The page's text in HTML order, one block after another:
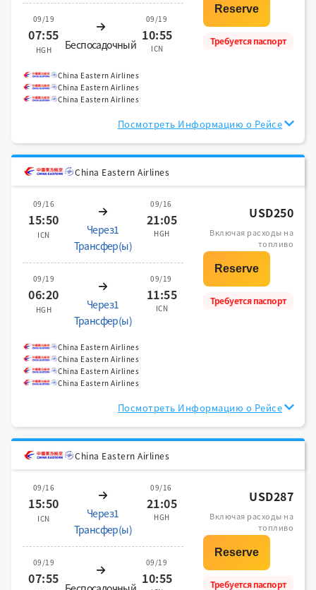
09/19
07:55
HGH Беспосадочный
09/19
10:55
ICN
Требуется паспорт
China Eastern Airlines
China Eastern Airlines
China Eastern Airlines
Посмотреть Информацию о Рейсе
China Eastern Airlines
09/16
15:50
ICN
Через1
Трансфер(ы)
09/16
21:05
HGH
09/19
06:20
HGH
Через1
Трансфер(ы)
09/19
11:55
ICN
USD250
Включая расходы на
топливо
Требуется паспорт
China Eastern Airlines
China Eastern Airlines
China Eastern Airlines
China Eastern Airlines
Посмотреть Информацию о Рейсе
China Eastern Airlines
09/16
15:50
ICN
Через1
Трансфер(ы)
09/16
21:05
HGH
09/19
07:55
09/19
10:55
USD287
Включая расходы на
топливо
Требуется паспорт